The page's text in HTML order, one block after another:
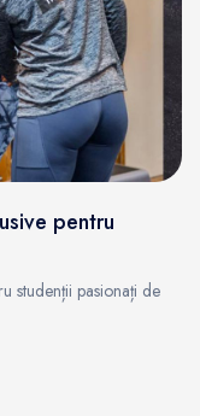
pentru
studenții pasionați de